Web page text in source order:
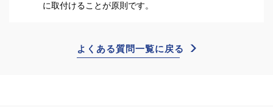
に取付けることが原則です。
よくある質問一覧に戻る